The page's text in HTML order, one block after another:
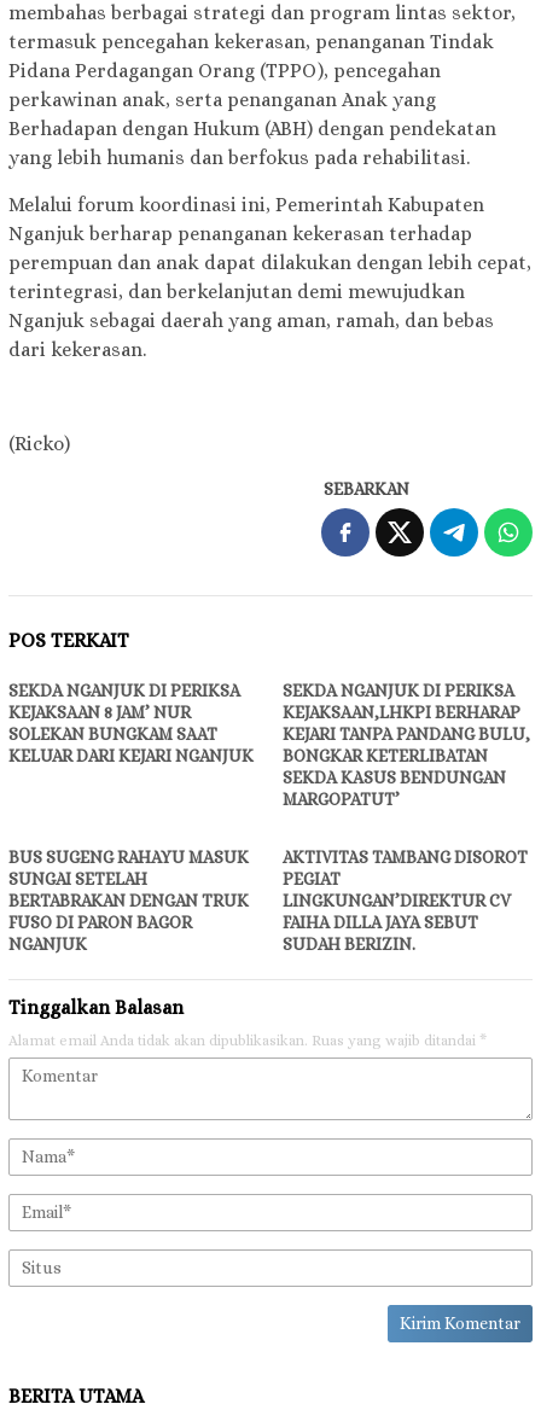
membahas berbagai strategi dan program lintas sektor,
termasuk pencegahan kekerasan, penanganan Tindak
Pidana Perdagangan Orang (TPPO), pencegahan
perkawinan anak, serta penanganan Anak yang
Berhadapan dengan Hukum (ABH) dengan pendekatan
yang lebih humanis dan berfokus pada rehabilitasi.
Melalui forum koordinasi ini, Pemerintah Kabupaten
Nganjuk berharap penanganan kekerasan terhadap
perempuan dan anak dapat dilakukan dengan lebih cepat,
terintegrasi, dan berkelanjutan demi mewujudkan
Nganjuk sebagai daerah yang aman, ramah, dan bebas
dari kekerasan.
(Ricko)
SEBARKAN
POS TERKAIT
SEKDA NGANJUK DI PERIKSA
KEJAKSAAN 8 JAM’ NUR
SOLEKAN BUNGKAM SAAT
KELUAR DARI KEJARI NGANJUK
SEKDA NGANJUK DI PERIKSA
KEJAKSAAN,LHKPI BERHARAP
KEJARI TANPA PANDANG BULU,
BONGKAR KETERLIBATAN
SEKDA KASUS BENDUNGAN
MARGOPATUT’
BUS SUGENG RAHAYU MASUK
SUNGAI SETELAH
BERTABRAKAN DENGAN TRUK
FUSO DI PARON BAGOR
NGANJUK
AKTIVITAS TAMBANG DISOROT
PEGIAT
LINGKUNGAN’DIREKTUR CV
FAIHA DILLA JAYA SEBUT
SUDAH BERIZIN.
Tinggalkan Balasan
Alamat email Anda tidak akan dipublikasikan. Ruas yang wajib ditandai *
BERITA UTAMA